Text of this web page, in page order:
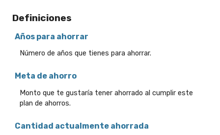
Definiciones
Años para ahorrar
Número de años que tienes para ahorrar.
Meta de ahorro
Monto que te gustaría tener ahorrado al cumplir este
plan de ahorros.
Cantidad actualmente ahorrada